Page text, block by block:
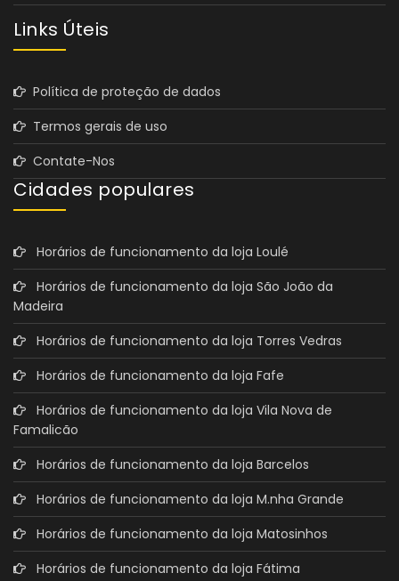
Links Úteis
Política de proteção de dados
Termos gerais de uso
Contate-Nos
Cidades populares
Horários de funcionamento da loja Loulé
Horários de funcionamento da loja São João da
Madeira
Horários de funcionamento da loja Torres Vedras
Horários de funcionamento da loja Fafe
Horários de funcionamento da loja Vila Nova de
Famalicão
Horários de funcionamento da loja Barcelos
Horários de funcionamento da loja M.nha Grande
Horários de funcionamento da loja Matosinhos
Horários de funcionamento da loja Fátima